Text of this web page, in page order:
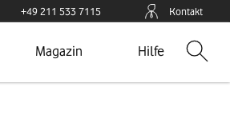
+49 211 533 7115 Kontakt
Zur Seite
Magazin Zur Seite
Hilfe